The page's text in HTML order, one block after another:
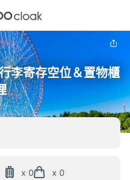
李寄存空位＆置物櫃
x 0 x 0